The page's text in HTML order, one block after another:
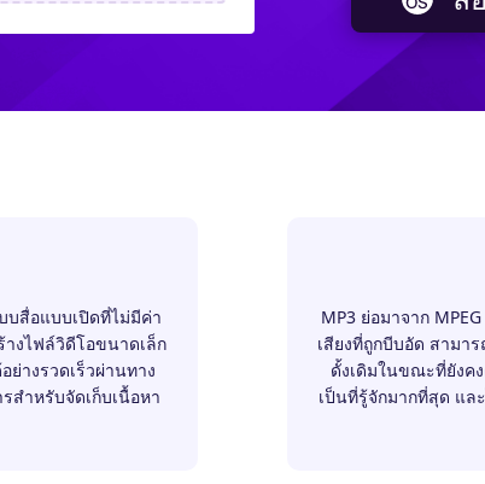
บสื่อแบบเปิดที่ไม่มีค่า
งไฟล์วิดีโอขนาดเล็ก
างรวดเร็วผ่านทาง
สำหรับจัดเก็บเนื้อหา
MP3 ย่อมาจาก
เสียงที่ถูกบีบอัด สามา
ดั้งเดิมในขณะที่ยังค
เป็นที่รู้จักมากที่สุด แล